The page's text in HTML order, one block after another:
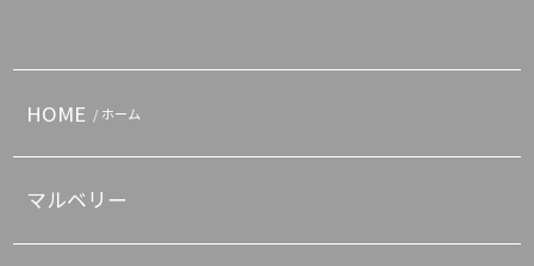
HOME / ホーム
マルベリー